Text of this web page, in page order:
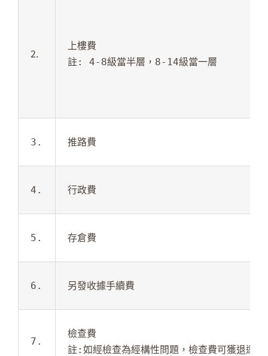
2.
上樓費
註: 4-8級當半層，8-14級當一層
3. 推路費
4. 行政費
5. 存倉費
6. 另發收據手續費
7.
檢查費
註:如經檢查為經構性問題，檢查費可獲退還。